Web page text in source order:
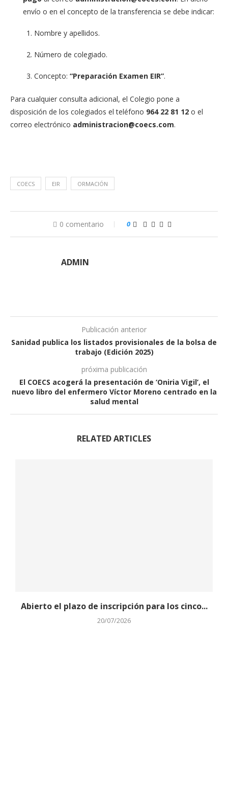
envío o en el concepto de la transferencia se debe indicar:
Nombre y apellidos.
Número de colegiado.
Concepto: “Preparación Examen EIR”.
Para cualquier consulta adicional, el Colegio pone a
disposición de los colegiados el teléfono 964 22 81 12 o el
correo electrónico administracion@coecs.com.
COECS EIR ORMACIÓN
0 comentario 0
ADMIN
Publicación anterior
Sanidad publica los listados provisionales de la bolsa de
trabajo (Edición 2025)
próxima publicación
El COECS acogerá la presentación de ‘Oniria Vigil’, el
nuevo libro del enfermero Víctor Moreno centrado en la
salud mental
RELATED ARTICLES
Abierto el plazo de inscripción para los cinco...
20/07/2026